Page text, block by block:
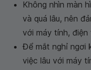
Không nhìn màn
và quá lâu, nên
với máy tính,
Để mắt nghỉ ngơi
việc lâu với máy